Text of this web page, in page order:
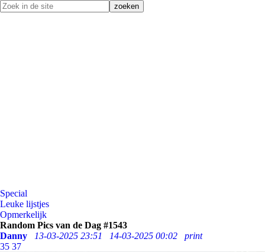
Special
Leuke lijstjes
Opmerkelijk
Random Pics van de Dag #1543
Danny
13-03-2025 23:51 14-03-2025 00:02
print
35 37